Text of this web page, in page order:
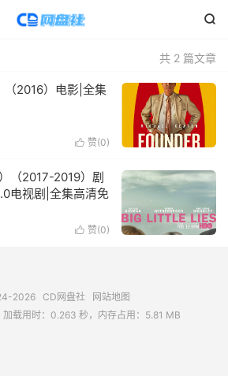

共 2 篇文章
（2016）电影|全集
 赞(0)
（2017-2019）剧
电视剧|全集高清免
 赞(0)
2026 CD网盘社
网站地图
载用时：0.263 秒，内存占用：5.81 MB